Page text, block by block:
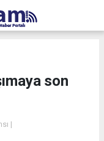
son
|